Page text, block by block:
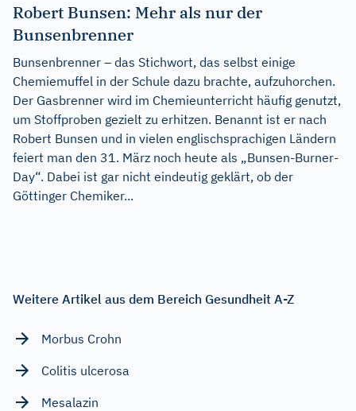
Robert Bunsen: Mehr als nur der
Bunsenbrenner
Bunsenbrenner – das Stichwort, das selbst einige
Chemiemuffel in der Schule dazu brachte, aufzuhorchen.
Der Gasbrenner wird im Chemieunterricht häufig genutzt,
um Stoffproben gezielt zu erhitzen. Benannt ist er nach
Robert Bunsen und in vielen englischsprachigen Ländern
feiert man den 31. März noch heute als „Bunsen-Burner-
Day“. Dabei ist gar nicht eindeutig geklärt, ob der
Göttinger Chemiker...
Weitere Artikel aus dem Bereich Gesundheit A-Z
Morbus Crohn
Colitis ulcerosa
Mesalazin